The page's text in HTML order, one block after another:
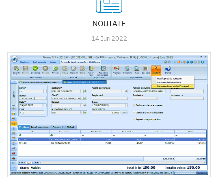
NOUTATE
14 Iun 2022